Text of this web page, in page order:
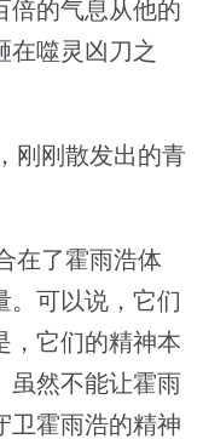
倍的气息从他的
在噬灵凶刀之
刚刚散发出的青
在了霍雨浩体
。可以说，它们
，它们的精神本
虽然不能让霍雨
卫霍雨浩的精神